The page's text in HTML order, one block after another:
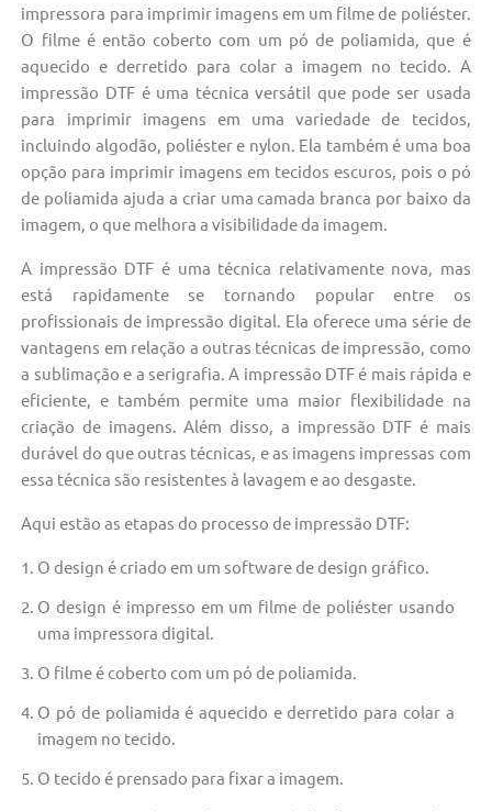
impressora para imprimir imagens em um filme de poliéster.
O filme é então coberto com um pó de poliamida, que é
aquecido e derretido para colar a imagem no tecido. A
impressão DTF é uma técnica versátil que pode ser usada
para imprimir imagens em uma variedade de tecidos,
incluindo algodão, poliéster e nylon. Ela também é uma boa
opção para imprimir imagens em tecidos escuros, pois o pó
de poliamida ajuda a criar uma camada branca por baixo da
imagem, o que melhora a visibilidade da imagem.
A impressão DTF é uma técnica relativamente nova, mas
está rapidamente se tornando popular entre os
profissionais de impressão digital. Ela oferece uma série de
vantagens em relação a outras técnicas de impressão, como
a sublimação e a serigrafia. A impressão DTF é mais rápida e
eficiente, e também permite uma maior flexibilidade na
criação de imagens. Além disso, a impressão DTF é mais
durável do que outras técnicas, e as imagens impressas com
essa técnica são resistentes à lavagem e ao desgaste.
Aqui estão as etapas do processo de impressão DTF:
O design é criado em um software de design gráfico.
O design é impresso em um filme de poliéster usando
uma impressora digital.
O filme é coberto com um pó de poliamida.
O pó de poliamida é aquecido e derretido para colar a
imagem no tecido.
O tecido é prensado para fixar a imagem.